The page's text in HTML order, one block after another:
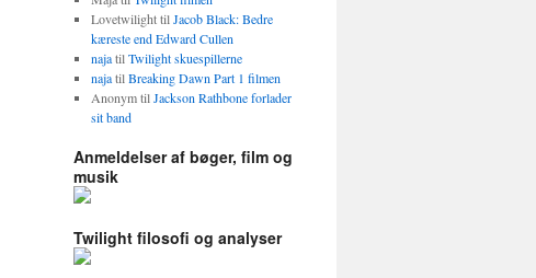
LovetwilighttilJacob Black: Bedre
kæreste end Edward Cullen
najatilTwilight skuespillerne
najatilBreaking Dawn Part 1 filmen
AnonymtilJackson Rathbone forlader
sit band
Anmeldelser af bøger, film og
musik
Twilight filosofi og analyser